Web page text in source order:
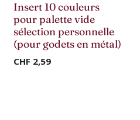
Insert 10 couleurs
pour palette vide
sélection personnelle
(pour godets en métal)
CHF 2,59